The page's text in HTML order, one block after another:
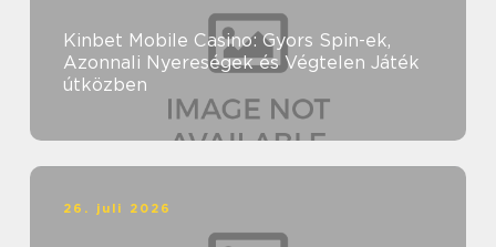
Kinbet Mobile Casino: Gyors Spin-ek,
Azonnali Nyereségek és Végtelen Játék
útközben
26. juli 2026